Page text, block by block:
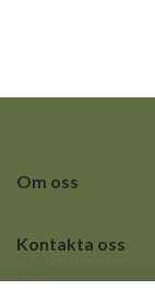
Om oss
Kontakta oss